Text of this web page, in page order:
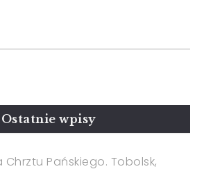
Ostatnie wpisy
Pańskiego. Tobolsk,